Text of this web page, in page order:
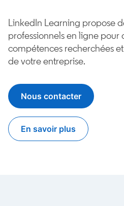
LinkedIn Learning propose
professionnels en ligne pour
compétences recherchées
de votre entreprise.
Nous contacter
En savoir plus